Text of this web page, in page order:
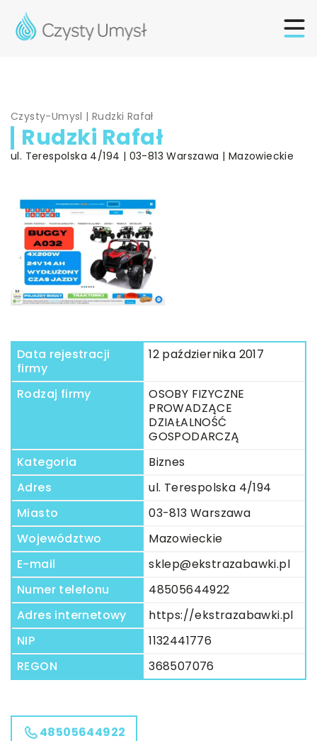
Czysty-Umysl |Rudzki Rafał
Rudzki Rafał
ul. Terespolska 4/194 | 03-813 Warszawa | Mazowieckie
Data rejestracji
firmy
12 października 2017
Rodzaj firmy
OSOBY FIZYCZNE
PROWADZĄCE
DZIAŁALNOŚĆ
GOSPODARCZĄ
Kategoria
Biznes
Adres
ul. Terespolska 4/194
Miasto
03-813 Warszawa
Województwo
Mazowieckie
E-mail
sklep@ekstrazabawki.pl
Numer telefonu
48505644922
Adres internetowy
https://ekstrazabawki.pl
NIP
1132441776
REGON
368507076
48505644922